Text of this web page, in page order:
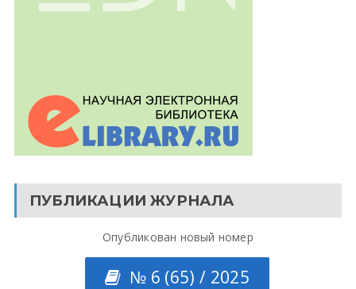
ПУБЛИКАЦИИ ЖУРНАЛА
Опубликован новый номер
№ 6 (65) / 2025